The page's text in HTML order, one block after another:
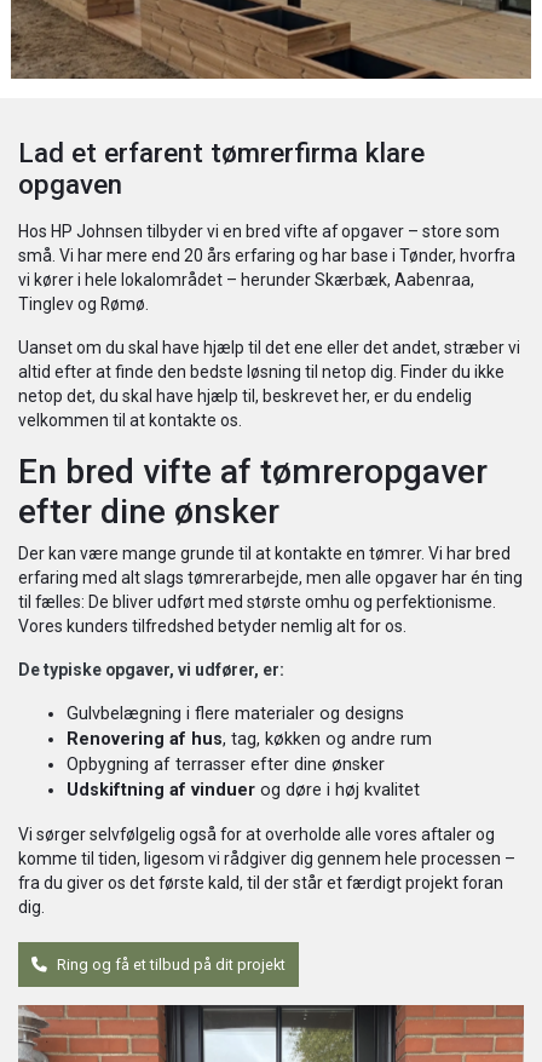
Lad et erfarent tømrerfirma klare
opgaven
Hos HP Johnsen tilbyder vi en bred vifte af opgaver – store som
små. Vi har mere end 20 års erfaring og har base i Tønder, hvorfra
vi kører i hele lokalområdet – herunder Skærbæk, Aabenraa,
Tinglev og Rømø.
Uanset om du skal have hjælp til det ene eller det andet, stræber vi
altid efter at finde den bedste løsning til netop dig. Finder du ikke
netop det, du skal have hjælp til, beskrevet her, er du endelig
velkommen til at kontakte os.
​En bred vifte af tømreropgaver
efter dine ønsker
Der kan være mange grunde til at kontakte en tømrer. Vi har bred
erfaring med alt slags tømrerarbejde, men alle opgaver har én ting
til fælles: De bliver udført med største omhu og perfektionisme.
Vores kunders tilfredshed betyder nemlig alt for os.
De typiske opgaver, vi udfører, er:
Gulvbelægning i flere materialer og designs
Renovering af hus, tag, køkken og andre rum
Opbygning af terrasser efter dine ønsker
Udskiftning af vinduer og døre i høj kvalitet
Vi sørger selvfølgelig også for at overholde alle vores aftaler og
komme til tiden, ligesom vi rådgiver dig gennem hele processen –
fra du giver os det første kald, til der står et færdigt projekt foran
dig.
Ring og få et tilbud på dit projekt